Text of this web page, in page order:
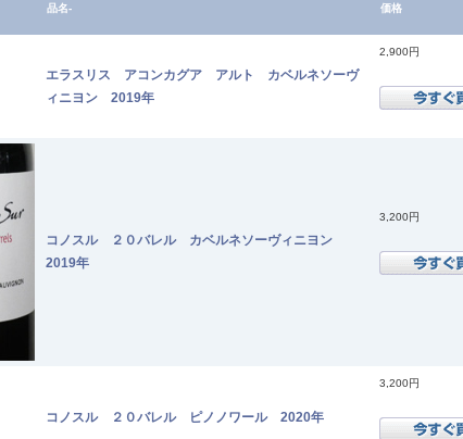
品名- 価格
エラスリス アコンカグア アルト カベルネソーヴ
ィニヨン 2019年
2,900円
コノスル ２０バレル カベルネソーヴィニヨン
2019年
3,200円
コノスル ２０バレル ピノノワール 2020年
3,200円